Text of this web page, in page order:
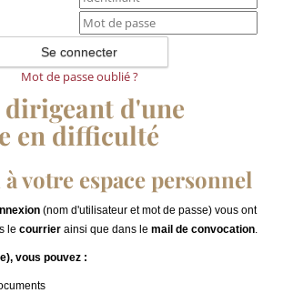
Mot de passe oublié ?
dirigeant d'une
en difficulté
votre espace personnel
(nom d'utilisateur et mot de passe) vous ont
le courrier ainsi que dans le mail de convocation.
vous pouvez :